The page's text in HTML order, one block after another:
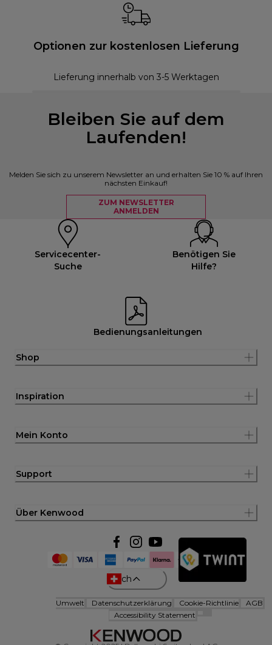
Optionen zur kostenlosen Lieferung
Lieferung innerhalb von 3-5 Werktagen
Bleiben Sie auf dem
Laufenden!
Melden Sie sich zu unserem Newsletter an und erhalten Sie 10 % auf Ihren
nächsten Einkauf!
ZUM NEWSLETTER
ANMELDEN
Servicecenter-
Suche
Benötigen Sie
Hilfe?
Bedienungsanleitungen
Shop
Inspiration
Mein Konto
Support
Über Kenwood
ch
Umwelt Datenschutzerklärung Cookie-Richtlinie
AGB
Accessibility Statement